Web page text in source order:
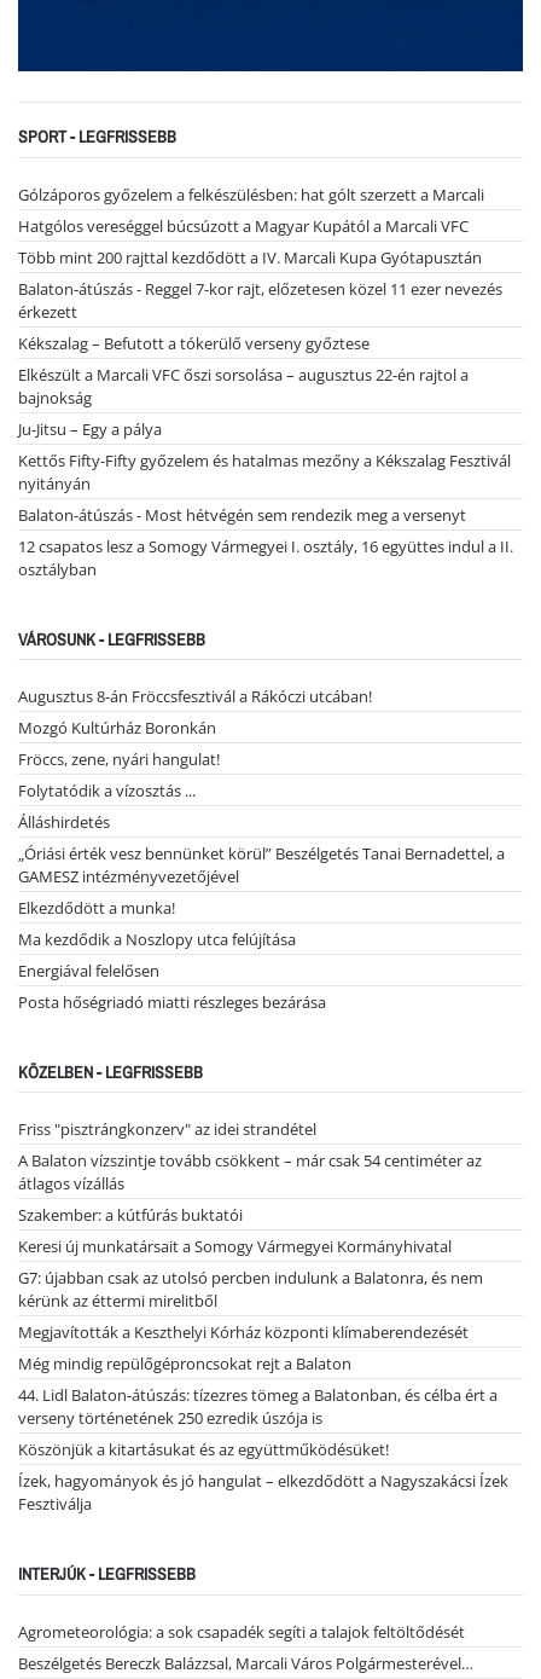
SPORT - LEGFRISSEBB
Gólzáporos győzelem a felkészülésben: hat gólt szerzett a Marcali
Hatgólos vereséggel búcsúzott a Magyar Kupától a Marcali VFC
Több mint 200 rajttal kezdődött a IV. Marcali Kupa Gyótapusztán
Balaton-átúszás - Reggel 7-kor rajt, előzetesen közel 11 ezer nevezés
érkezett
Kékszalag – Befutott a tókerülő verseny győztese
Elkészült a Marcali VFC őszi sorsolása – augusztus 22-én rajtol a
bajnokság
Ju-Jitsu – Egy a pálya
Kettős Fifty-Fifty győzelem és hatalmas mezőny a Kékszalag Fesztivál
nyitányán
Balaton-átúszás - Most hétvégén sem rendezik meg a versenyt
12 csapatos lesz a Somogy Vármegyei I. osztály, 16 együttes indul a II.
osztályban
VÁROSUNK - LEGFRISSEBB
Augusztus 8-án Fröccsfesztivál a Rákóczi utcában!
Mozgó Kultúrház Boronkán
Fröccs, zene, nyári hangulat!
Folytatódik a vízosztás ...
Álláshirdetés
„Óriási érték vesz bennünket körül” Beszélgetés Tanai Bernadettel, a
GAMESZ intézményvezetőjével
Elkezdődött a munka!
Ma kezdődik a Noszlopy utca felújítása
Energiával felelősen
Posta hőségriadó miatti részleges bezárása
KÖZELBEN - LEGFRISSEBB
Friss "pisztrángkonzerv" az idei strandétel
A Balaton vízszintje tovább csökkent – már csak 54 centiméter az
átlagos vízállás
Szakember: a kútfúrás buktatói
Keresi új munkatársait a Somogy Vármegyei Kormányhivatal
G7: újabban csak az utolsó percben indulunk a Balatonra, és nem
kérünk az éttermi mirelitből
Megjavították a Keszthelyi Kórház központi klímaberendezését
Még mindig repülőgéproncsokat rejt a Balaton
44. Lidl Balaton-átúszás: tízezres tömeg a Balatonban, és célba ért a
verseny történetének 250 ezredik úszója is
Köszönjük a kitartásukat és az együttműködésüket!
Ízek, hagyományok és jó hangulat – elkezdődött a Nagyszakácsi Ízek
Fesztiválja
INTERJÚK - LEGFRISSEBB
Agrometeorológia: a sok csapadék segíti a talajok feltöltődését
Beszélgetés Bereczk Balázzsal, Marcali Város Polgármesterével…